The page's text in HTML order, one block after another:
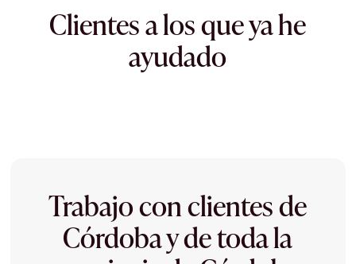
Clientes a los que ya he
ayudado
Trabajo con clientes de
Córdoba y de toda la